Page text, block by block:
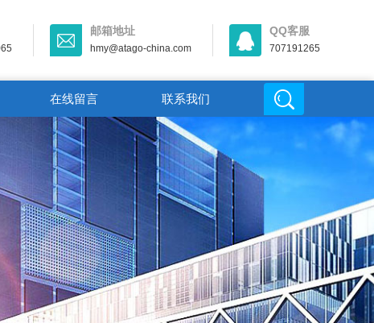
邮箱地址
hmy@atago-china.com
QQ客服
707191265
在线留言 联系我们